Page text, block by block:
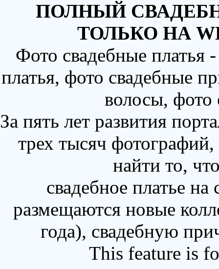
ПОЛНЫЙ
ТОЛЬКО НА
Фото свадебные
платья, фото свадебные
волосы,
За пять лет развития
трех тысяч
найти то,
свадебное платье
размещаются новые
года), свадебную
This feature is